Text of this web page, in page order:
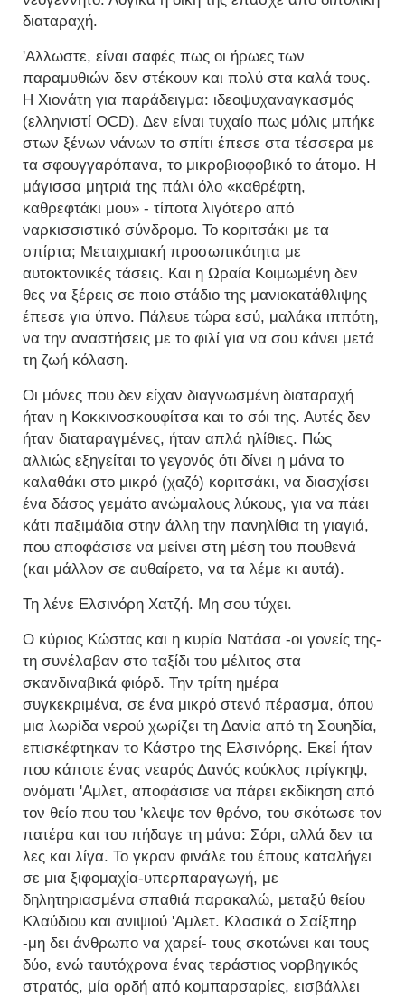
διαταραχή.
'Αλλωστε, είναι σαφές πως οι ήρωες των
παραμυθιών δεν στέκουν και πολύ στα καλά τους.
Η Χιονάτη για παράδειγμα: ιδεοψυχαναγκασμός
(ελληνιστί OCD). Δεν είναι τυχαίο πως μόλις μπήκε
στων ξένων νάνων το σπίτι έπεσε στα τέσσερα με
τα σφουγγαρόπανα, το μικροβιοφοβικό το άτομο. Η
μάγισσα μητριά της πάλι όλο «καθρέφτη,
καθρεφτάκι μου» - τίποτα λιγότερο από
ναρκισσιστικό σύνδρομο. Το κοριτσάκι με τα
σπίρτα; Μεταιχμιακή προσωπικότητα με
αυτοκτονικές τάσεις. Και η Ωραία Κοιμωμένη δεν
θες να ξέρεις σε ποιο στάδιο της μανιοκατάθλιψης
έπεσε για ύπνο. Πάλευε τώρα εσύ, μαλάκα ιππότη,
να την αναστήσεις με το φιλί για να σου κάνει μετά
τη ζωή κόλαση.
Οι μόνες που δεν είχαν διαγνωσμένη διαταραχή
ήταν η Κοκκινοσκουφίτσα και το σόι της. Αυτές δεν
ήταν διαταραγμένες, ήταν απλά ηλίθιες. Πώς
αλλιώς εξηγείται το γεγονός ότι δίνει η μάνα το
καλαθάκι στο μικρό (χαζό) κοριτσάκι, να διασχίσει
ένα δάσος γεμάτο ανώμαλους λύκους, για να πάει
κάτι παξιμάδια στην άλλη την πανηλίθια τη γιαγιά,
που αποφάσισε να μείνει στη μέση του πουθενά
(και μάλλον σε αυθαίρετο, να τα λέμε κι αυτά).
Τη λένε Ελσινόρη Χατζή. Μη σου τύχει.
Ο κύριος Κώστας και η κυρία Νατάσα -οι γονείς της-
τη συνέλαβαν στο ταξίδι του μέλιτος στα
σκανδιναβικά φιόρδ. Την τρίτη ημέρα
συγκεκριμένα, σε ένα μικρό στενό πέρασμα, όπου
μια λωρίδα νερού χωρίζει τη Δανία από τη Σουηδία,
επισκέφτηκαν το Κάστρο της Ελσινόρης. Εκεί ήταν
που κάποτε ένας νεαρός Δανός κούκλος πρίγκηψ,
ονόματι 'Αμλετ, αποφάσισε να πάρει εκδίκηση από
τον θείο που του 'κλεψε τον θρόνο, του σκότωσε τον
πατέρα και του πήδαγε τη μάνα: Σόρι, αλλά δεν τα
λες και λίγα. Το γκραν φινάλε του έπους καταλήγει
σε μια ξιφομαχία-υπερπαραγωγή, με
δηλητηριασμένα σπαθιά παρακαλώ, μεταξύ θείου
Κλαύδιου και ανιψιού 'Αμλετ. Κλασικά ο Σαίξπηρ
-μη δει άνθρωπο να χαρεί- τους σκοτώνει και τους
δύο, ενώ ταυτόχρονα ένας τεράστιος νορβηγικός
στρατός, μία ορδή από κομπαρσαρίες, εισβάλλει